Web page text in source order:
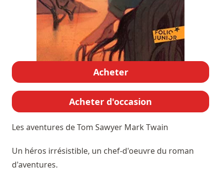
Acheter
Acheter d'occasion
Les aventures de Tom Sawyer Mark Twain
Un héros irrésistible, un chef-d'oeuvre du roman
d'aventures.